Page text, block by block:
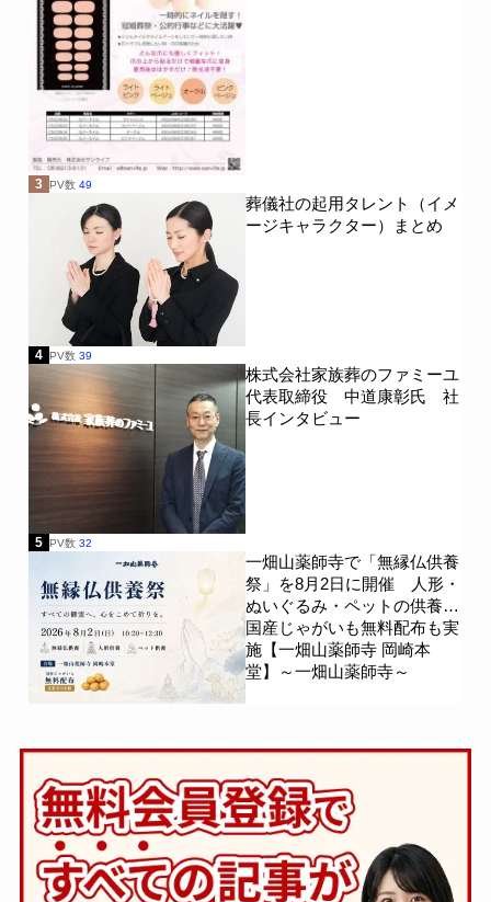
3 PV数 49
葬儀社の起用タレント（イメ
ージキャラクター）まとめ
4 PV数 39
株式会社家族葬のファミーユ
代表取締役 中道康彰氏 社
長インタビュー
5 PV数 32
一畑山薬師寺で「無縁仏供養
祭」を8月2日に開催 人形・
ぬいぐるみ・ペットの供養、
国産じゃがいも無料配布も実
施【一畑山薬師寺 岡崎本
堂】～一畑山薬師寺～